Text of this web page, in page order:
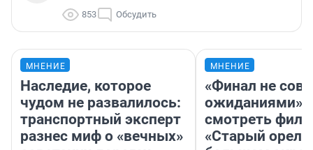
853 Обсудить
МНЕНИЕ
Наследие, которое
чудом не развалилось:
транспортный эксперт
разнес миф о «вечных»
МНЕНИЕ
«Финал не
ожиданиями»:
смотреть
«Старый орел»